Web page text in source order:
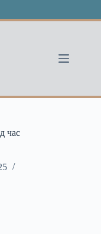
час